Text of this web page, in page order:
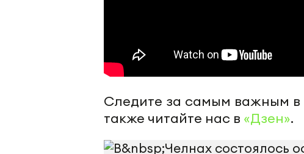
Следите за самым важным в
также читайте нас в «Дзен».